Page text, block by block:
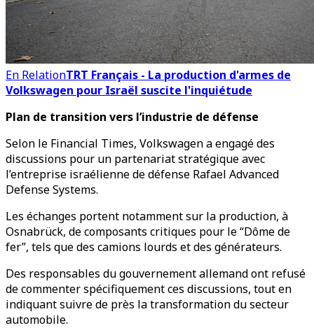
En RelationTRT Français - La production d'armes de
Volkswagen pour Israël suscite l'inquiétude
Plan de transition vers l’industrie de défense
Selon le Financial Times, Volkswagen a engagé des
discussions pour un partenariat stratégique avec
l’entreprise israélienne de défense Rafael Advanced
Defense Systems.
Les échanges portent notamment sur la production, à
Osnabrück, de composants critiques pour le “Dôme de
fer”, tels que des camions lourds et des générateurs.
Des responsables du gouvernement allemand ont refusé
de commenter spécifiquement ces discussions, tout en
indiquant suivre de près la transformation du secteur
automobile.